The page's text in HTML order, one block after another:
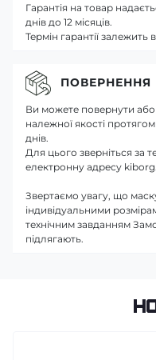
Гарантія на товар
днів до 12 місяців.
Термін гарантії залежить
ПОВЕРНЕННЯ
Ви можете повернути
належної якості
днів.
Для цього зверніться за
електронну адресу
Звертаємо увагу, що
індивідуальними
технічним завданням
підлягають.